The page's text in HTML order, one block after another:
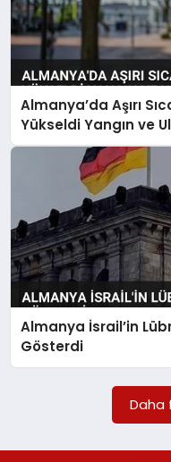
SAĞLIK
EKONOMİ
MAGAZİN
Almanya’da Aşırı
Yükseldi Yangın ve
Almanya İsrail’in
Gösterdi
Daha